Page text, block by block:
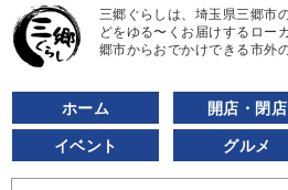
三郷ぐらしは、埼玉県三郷市
どをゆる〜くお届けするロー
郷市からおでかけできる市外
ホーム 開店・閉店
イベント グルメ